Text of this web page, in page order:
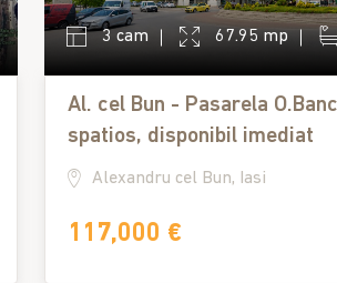
3 cam 67.95 mp
Al. cel Bun - Pasarela
spatios, disponibil imediat
Alexandru cel Bun, Iasi
117,000 €